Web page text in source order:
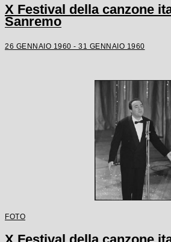
X Festival della canzone
Sanremo
26 GENNAIO 1960 - 31 GENNAIO 1960
FOTO